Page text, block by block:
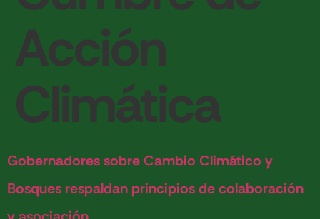
Acción
Climática
Gobernadores sobre Cambio Climático y
Bosques respaldan principios de colaboración